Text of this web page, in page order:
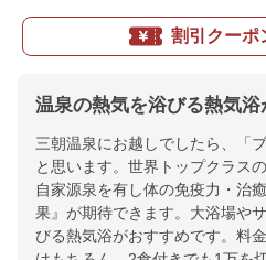
割引クーポ
温泉の熱気を浴びる熱気
三朝温泉にお越しでしたら、「
と思います。世界トップクラス
自家源泉を有し体の免疫力・治
果』が期待できます。大浴場や
びる熱気浴がおすすめです。料